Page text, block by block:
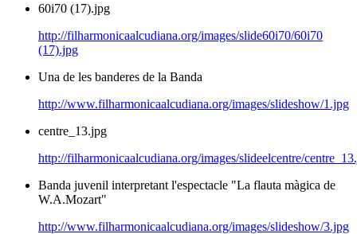
60i70 (17).jpg
http://filharmonicaalcudiana.org/images/slide60i70/60i70
(17).jpg
Una de les banderes de la Banda
http://www.filharmonicaalcudiana.org/images/slideshow/1.jpg
centre_13.jpg
http://filharmonicaalcudiana.org/images/slideelcentre/
Banda juvenil interpretant l'espectacle "La flauta màgica de
W.A.Mozart"
http://www.filharmonicaalcudiana.org/images/slideshow/3.jpg